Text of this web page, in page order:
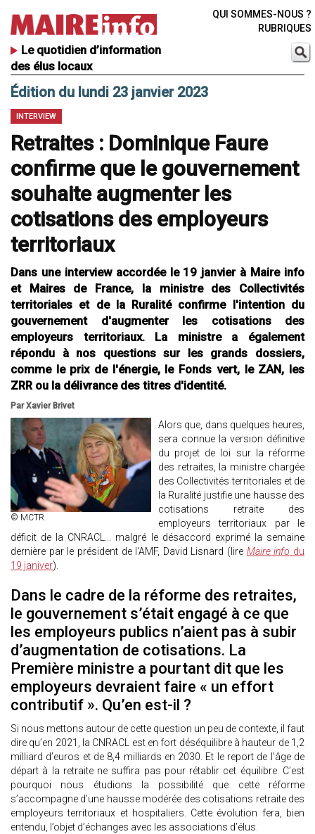
Le quotidien d’information
des élus locaux
QUI SOMMES-NOUS ?
RUBRIQUES
Édition du lundi 23 janvier 2023
INTERVIEW
Retraites : Dominique Faure
confirme que le gouvernement
souhaite augmenter les
cotisations des employeurs
territoriaux
Dans une interview accordée le 19 janvier à Maire info
et Maires de France, la ministre des Collectivités
territoriales et de la Ruralité confirme l'intention du
gouvernement d'augmenter les cotisations des
employeurs territoriaux. La ministre a également
répondu à nos questions sur les grands dossiers,
comme le prix de l'énergie, le Fonds vert, le ZAN, les
ZRR ou la délivrance des titres d'identité.
Par Xavier Brivet
© MCTR
Alors que, dans quelques heures,
sera connue la version définitive
du projet de loi sur la réforme
des retraites, la ministre chargée
des Collectivités territoriales et de
la Ruralité justifie une hausse des
cotisations retraite des
employeurs territoriaux par le
déficit de la CNRACL... malgré le désaccord exprimé la semaine
dernière par le président de l'AMF, David Lisnard (lire Maire info du
19 janiver).
Dans le cadre de la réforme des retraites,
le gouvernement s’était engagé à ce que
les employeurs publics n’aient pas à subir
d’augmentation de cotisations. La
Première ministre a pourtant dit que les
employeurs devraient faire « un effort
contributif ». Qu’en est-il ?
Si nous mettons autour de cette question un peu de contexte, il faut
dire qu’en 2021, la CNRACL est en fort déséquilibre à hauteur de 1,2
milliard d’euros et de 8,4 milliards en 2030. Et le report de l'âge de
départ à la retraite ne suffira pas pour rétablir cet équilibre. C’est
pourquoi nous étudions la possibilité que cette réforme
s’accompagne d’une hausse modérée des cotisations retraite des
employeurs territoriaux et hospitaliers. Cette évolution fera, bien
entendu, l’objet d’échanges avec les associations d’élus.